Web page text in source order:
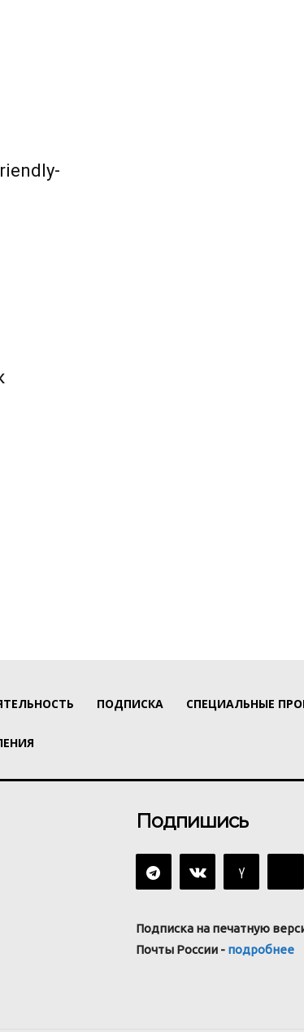
ПОДПИСКА СПЕЦИАЛЬНЫЕ
Подпишись
Подписка на печатную
Почты России - подробнее